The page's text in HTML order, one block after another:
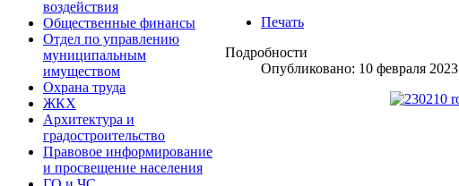
воздействия
Общественные финансы
Отдел по управлению
муниципальным
имуществом
Охрана труда
ЖКХ
Архитектура и
градостроительство
Правовое информирование
и просвещение населения
Печать
Подробности
Опубликовано: 10 февраля 2023